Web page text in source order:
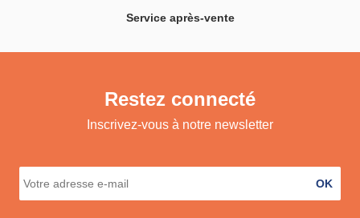
Service après-vente
Restez connecté
Inscrivez-vous à notre newsletter
OK